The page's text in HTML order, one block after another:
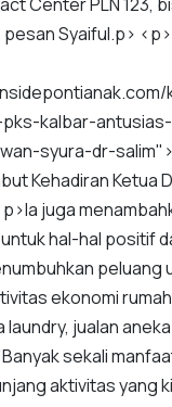
pesanSyaiful.p> <p
.com/
pks-kalbar-antusias-
-syura-dr-salim">
KehadiranKetua
p>Ia juga
untukhal-hal positif
peluang
ekonomi
laundry, jualananeka
Banyaksekali
aktivitasyang